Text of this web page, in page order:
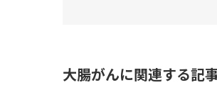
大腸がんに関連する記